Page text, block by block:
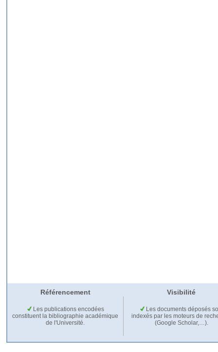
Référencement Visibilité
Les publications encodées
constituent la bibliographie académique
de l'Université.
Les documents déposés
indexés par les moteurs de
(Google Scholar,…).